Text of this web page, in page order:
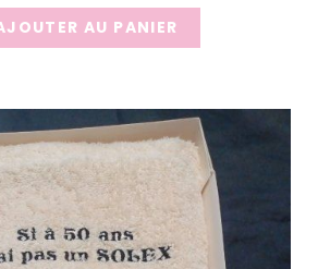
AU PANIER